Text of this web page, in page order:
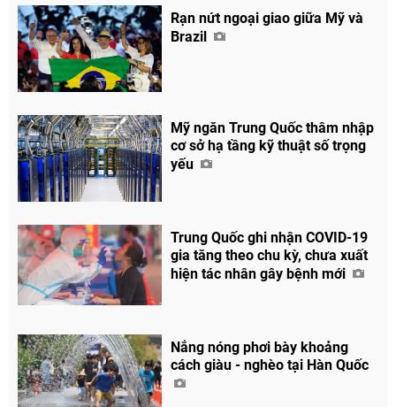
Rạn nứt ngoại giao giữa Mỹ và
Brazil
Mỹ ngăn Trung Quốc thâm nhập
cơ sở hạ tầng kỹ thuật số trọng
yếu
Trung Quốc ghi nhận COVID-19
gia tăng theo chu kỳ, chưa xuất
hiện tác nhân gây bệnh mới
Nắng nóng phơi bày khoảng
cách giàu - nghèo tại Hàn Quốc